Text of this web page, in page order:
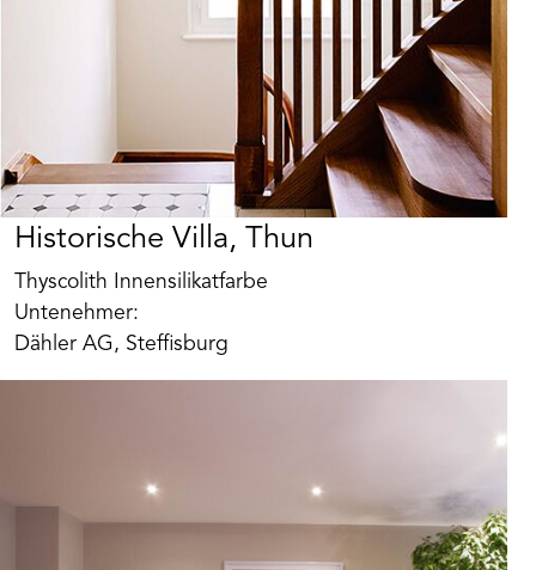
Denkmalpflege sind sie geschätzt, weil sie ohne
Chemikalieneinsatz und substanzverändernden
Einfluss vom wasserfesten (!) Untergrund wieder
Maxil Pro Beeck
Wertigkeit. Objektbewährt, universell, effizient
verkieselungsfähiges Kaliwasserglas. Durch
Historische Villa, Thun
Thyscolith Innensilikatfarbe
Untenehmer:
Dähler AG, Steffisburg